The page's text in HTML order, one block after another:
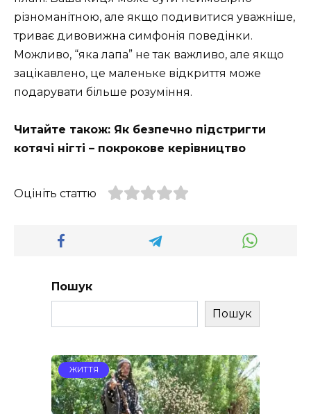
різноманітною, але якщо подивитися уважніше,
триває дивовижна симфонія поведінки.
Можливо, “яка лапа” не так важливо, але якщо
зацікавлено, це маленьке відкриття може
подарувати більше розуміння.
Читайте також: Як безпечно підстригти
котячі нігті – покрокове керівництво
Оцініть статтю
Пошук
Пошук
ЖИТТЯ